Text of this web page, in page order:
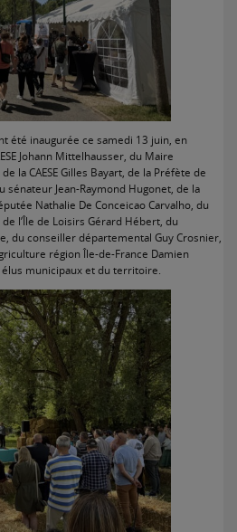
été inaugurée ce samedi 13 juin, en
Johann Mittelhausser, du Maire
la CAESE Gilles Bayart, de la Préfète de
sénateur Jean-Raymond Hugonet, de la
Nathalie De Conceicao Carvalho, du
l’Île de Loisirs Gérard Hébert, du
du conseiller départemental Guy Crosnier,
région Île-de-France Damien
municipaux et du territoire.